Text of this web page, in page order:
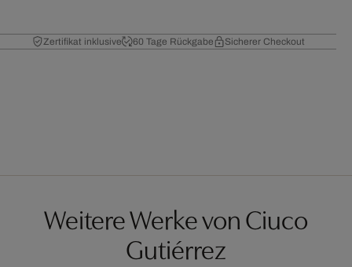
Zertifikat inklusive 60 Tage Rückgabe Sicherer Checkout
Weitere Werke von Ciuco
Gutiérrez